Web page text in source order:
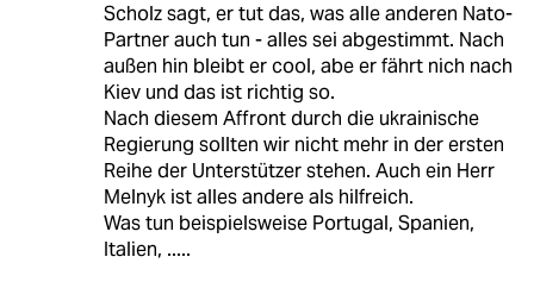
Scholz sagt, er tut das, was alle anderen Nato-
Partner auch tun - alles sei abgestimmt. Nach
außen hin bleibt er cool, abe er fährt nich nach
Kiev und das ist richtig so.
Nach diesem Affront durch die ukrainische
Regierung sollten wir nicht mehr in der ersten
Reihe der Unterstützer stehen. Auch ein Herr
Melnyk ist alles andere als hilfreich.
Was tun beispielsweise Portugal, Spanien,
Italien, .....